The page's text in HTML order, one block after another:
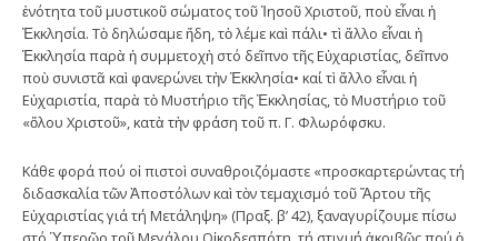
ἑνότητα τοῦ μυστικοῦ σώματος τοῦ Ἰησοῦ Χριστοῦ, ποὺ εἶναι ἡ
Ἐκκλησία. Τὸ δηλώσαμε ἤδη, τὸ λέμε καὶ πάλι• τὶ ἄλλο εἶναι ἡ
Ἐκκλησία παρὰ ἡ συμμετοχὴ στό δεῖπνο τῆς Εὐχαριστίας, δεῖπνο
ποὺ συνιστᾶ καὶ φανερώνει τὴν Ἐκκλησία• καί τὶ ἄλλο εἶναι ἡ
Εὐχαριστία, παρὰ τὸ Μυστήριο τῆς Ἐκκλησίας, τὸ Μυστήριο τοῦ
«ὅλου Χριστοῦ», κατὰ τὴν φράση τοῦ π. Γ. Φλωρόφσκυ.
Κάθε φορά πού οἱ πιστοὶ συναθροιζόμαστε «προσκαρτερώντας τή
διδασκαλία τῶν Ἀποστόλων καὶ τὸν τεμαχισμό τοῦ Ἄρτου τῆς
Εὐχαριστίας γιά τή Μετάληψη» (Πραξ. β’ 42), ξαναγυρίζουμε πίσω